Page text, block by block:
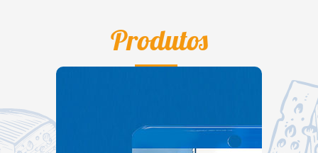
Produtos